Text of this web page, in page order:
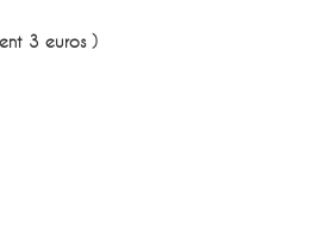
3 euros )